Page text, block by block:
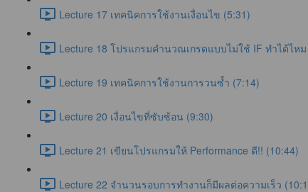
Lecture 17 เทคนิคการใช้งานเงื่อนไข (5:31)
Lecture 18 โปรแกรมคำนวณเกรดแบบไม่ใช้ IF ทำได้ไห
Lecture 19 เทคนิคการใช้งานการวนซ้ำ (7:14)
Lecture 20 เงื่อนไขที่ซับซ้อน (9:30)
Lecture 21 เขียนโปรแกรมให้ Performance ดี!! (10:44)
Lecture 22 จำนวนรอบการทำงานก็มีผลต่อความเร็ว